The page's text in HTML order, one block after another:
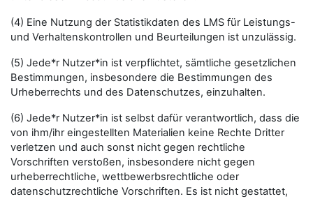
(4) Eine Nutzung der Statistikdaten des LMS für Leistungs-
und Verhaltenskontrollen und Beurteilungen ist unzulässig.
(5) Jede*r Nutzer*in ist verpflichtet, sämtliche gesetzlichen
Bestimmungen, insbesondere die Bestimmungen des
Urheberrechts und des Datenschutzes, einzuhalten.
(6) Jede*r Nutzer*in ist selbst dafür verantwortlich, dass die
von ihm/ihr eingestellten Materialien keine Rechte Dritter
verletzen und auch sonst nicht gegen rechtliche
Vorschriften verstoßen, insbesondere nicht gegen
urheberrechtliche, wettbewerbsrechtliche oder
datenschutzrechtliche Vorschriften. Es ist nicht gestattet,